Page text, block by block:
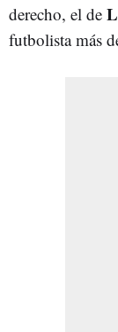
derecho, el de
futbolista más